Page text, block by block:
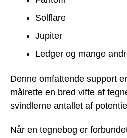
Solflare
Jupiter
Ledger og mange
Denne omfattende support
målrette en bred vifte af
svindlerne antallet af
Når en tegnebog er